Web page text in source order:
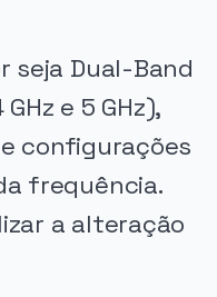
seja Dual-Band
e 5 GHz),
configurações
frequência.
a alteração